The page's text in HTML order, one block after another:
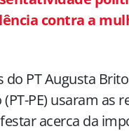
contra a
PT Augusta Brito
PE) usaram as
acerca da